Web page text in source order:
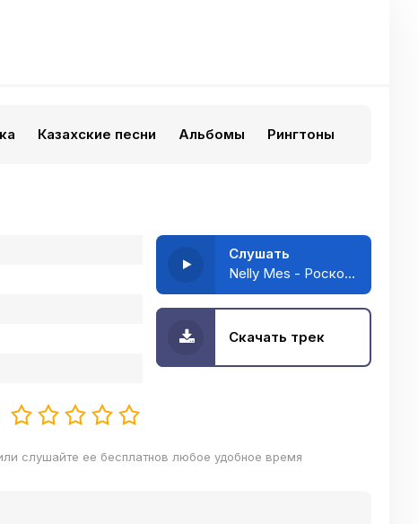
Казахские песни Альбомы Рингтоны
Слушать
Nelly Mes - Роскошка
Скачать трек
слушайте ее бесплатнов любое удобное время